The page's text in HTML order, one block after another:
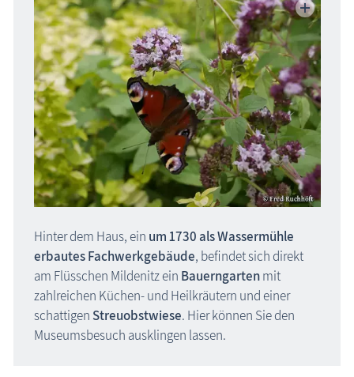
Hinter dem Haus, ein um 1730 als Wassermühle
erbautes Fach­werk­gebäude, befindet sich direkt
am Flüsschen Mildenitz ein Bauerngartenmit
zahlreichen Küchen- und Heilkräutern und einer
schattigen Streu­obstwiese. Hier können Sie den
Museumsbesuch ausklingen lassen.